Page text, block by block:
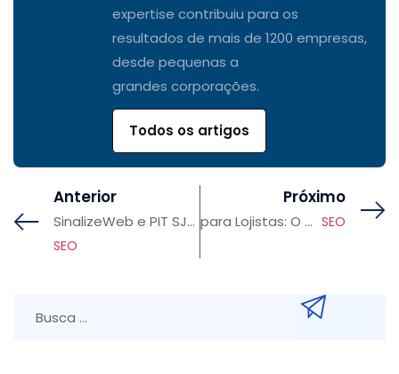
expertise contribuiu para os
resultados de mais de 1200 empresas,
desde pequenas a
grandes corporações.
Todos os artigos
Anterior
SinalizeWeb e PIT SJC: Uma Parceria Estratégica para Impulsionar Inovação e
SEO
Próximo
SEO
para Lojistas: O Que é e Como Atrair Mais Clientes para Sua Loja Online